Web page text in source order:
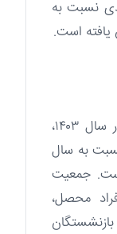
نسبت به
جمعیت شاغلان ۱۵ ساله و بیشتر در سال ۱۴۰۳،
که نسبت به سال
است. جمعیت
محصل،
بازنشستگان